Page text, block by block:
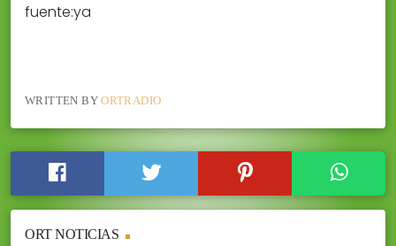
fuente:ya
WRITTEN BYORTRADIO
ORT NOTICIAS